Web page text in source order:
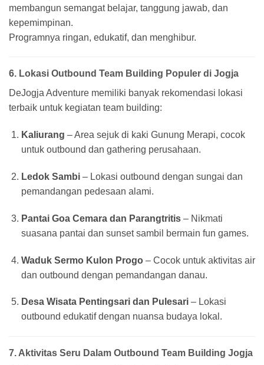
membangun semangat belajar, tanggung jawab, dan
kepemimpinan.
Programnya ringan, edukatif, dan menghibur.
6. Lokasi Outbound Team Building Populer di Jogja
DeJogja Adventure memiliki banyak rekomendasi lokasi
terbaik untuk kegiatan team building:
Kaliurang – Area sejuk di kaki Gunung Merapi, cocok
untuk outbound dan gathering perusahaan.
Ledok Sambi– Lokasi outbound dengan sungai dan
pemandangan pedesaan alami.
Pantai Goa Cemara dan Parangtritis– Nikmati
suasana pantai dan sunset sambil bermain fun games.
Waduk Sermo Kulon Progo– Cocok untuk aktivitas air
dan outbound dengan pemandangan danau.
Desa Wisata Pentingsari dan Pulesari– Lokasi
outbound edukatif dengan nuansa budaya lokal.
7. Aktivitas Seru Dalam Outbound Team Building Jogja